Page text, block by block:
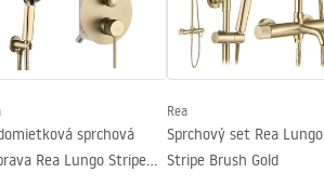
Univerzálny
24 mesiacov
Áno, na jednej strane pohára
sprchová
Rea Lungo Stripe
Rea
Sprchový set Rea Lungo
Stripe Brush Gold